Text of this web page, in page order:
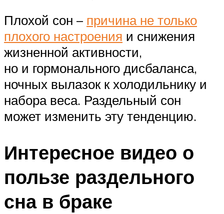
Плохой сон – причина не только
плохого настроения и снижения
жизненной активности,
но и гормонального дисбаланса,
ночных вылазок к холодильнику и
набора веса. Раздельный сон
может изменить эту тенденцию.
Интересное видео о
пользе раздельного
сна в браке